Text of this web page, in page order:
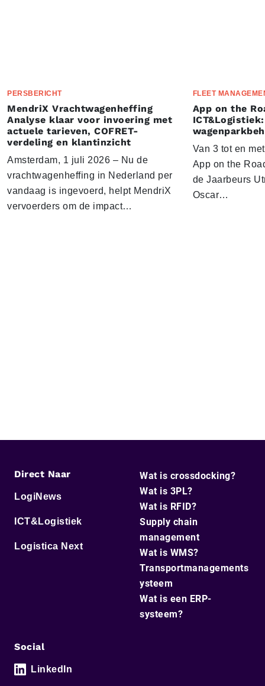
PERSBERICHT
MendriX Vrachtwagenheffing
Analyse klaar voor invoering met
actuele tarieven, COFRET-
verdeling en klantinzicht
Amsterdam, 1 juli 2026 – Nu de
vrachtwagenheffing in Nederland per
vandaag is ingevoerd, helpt MendriX
vervoerders om de impact…
FLEET
App on the
Van 3 tot en
App on the
de Jaarbeurs
Oscar…
Direct Naar
LogiNews
ICT&Logistiek
Logistica Next
Wat is crossdocking?
Wat is 3PL?
Wat is RFID?
Supply chain
management
Wat is WMS?
Transportmanagements
ysteem
Wat is een ERP-
systeem?
Social
LinkedIn